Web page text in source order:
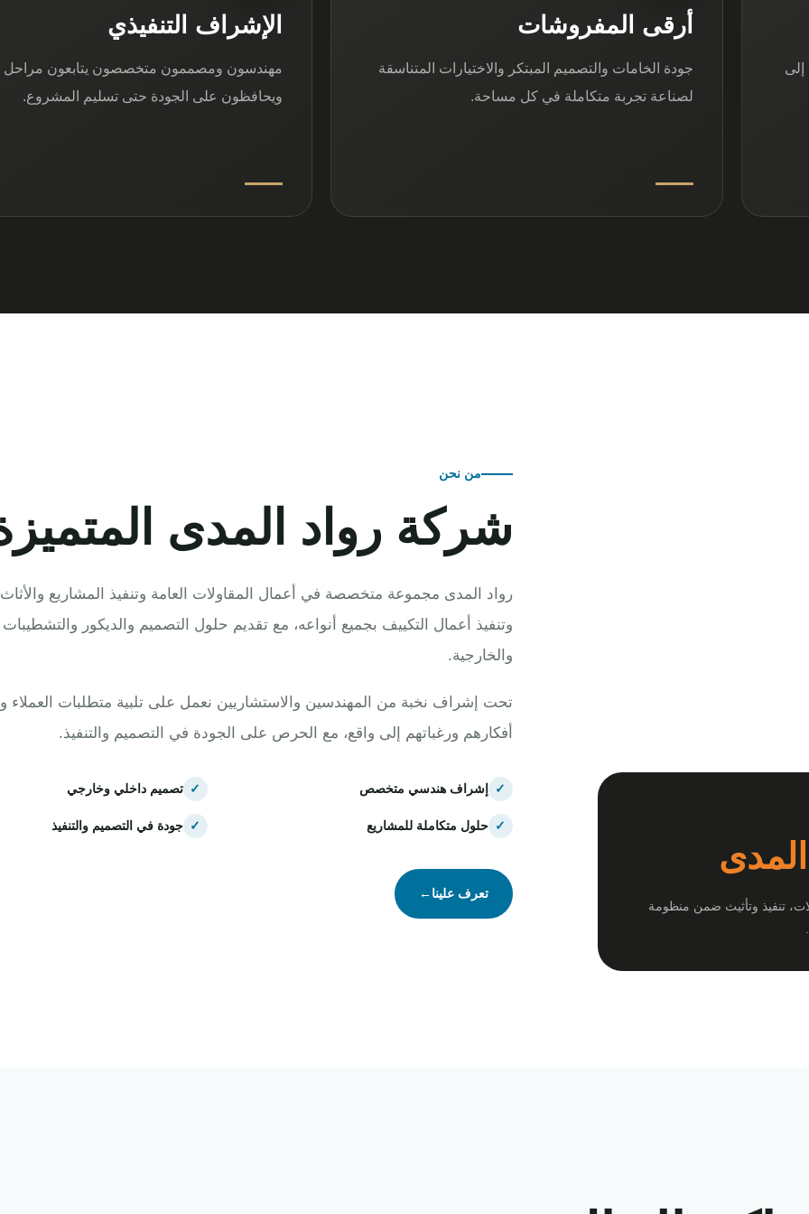
أرقى المفروشات
جودة الخامات والتصميم المبتكر والاختيارات المتناسقة
لصناعة تجربة متكاملة في كل مساحة.
الإشراف التنفيذي
مهندسون ومصممون متخصصون يتابعون مراحل
ويحافظون على الجودة حتى تسليم المشروع.
تنفيذ وتأثيث ضمن منظومة
من نحن
شركة رواد المدى
رواد المدى مجموعة متخصصة في أعمال المقاولات العامة وتنفيذ المشاريع
وتنفيذ أعمال التكييف بجميع أنواعه، مع تقديم حلول التصميم والديكور والتشطيبات
والخارجية.
تحت إشراف نخبة من المهندسين والاستشاريين نعمل على تلبية متطلبات العملاء
أفكارهم ورغباتهم إلى واقع، مع الحرص على الجودة في التصميم والتنفيذ.
✓ إشراف هندسي متخصص ✓ تصميم داخلي وخارجي
✓ حلول متكاملة للمشاريع ✓ جودة في التصميم والتنفيذ
تعرف علينا←